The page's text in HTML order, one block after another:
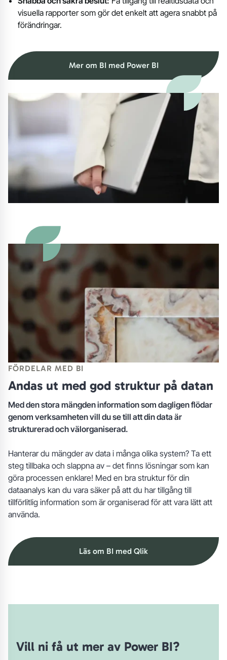
visuella rapporter som gör det enkelt att agera snabbt på
förändringar.
Mer om BI med Power BI
FÖRDELAR MED BI
Andas ut med god struktur på datan
Med den stora mängden information som dagligen flödar
genom verksamheten vill du se till att din data är
strukturerad och välorganiserad.
Hanterar du mängder av data i många olika system? Ta ett
steg tillbaka och slappna av – det finns lösningar som kan
göra processen enklare! Med en bra struktur för din
dataanalys kan du vara säker på att du har tillgång till
tillförlitlig information som är organiserad för att vara lätt att
använda.
Läs om BI med Qlik
Vill ni få ut mer av Power BI?